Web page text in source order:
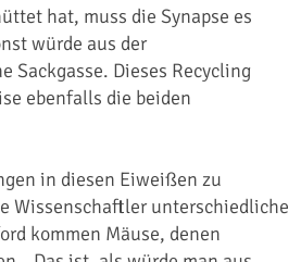
hat, muss die Synapse es
würde aus der
Sackgasse. Dieses Recycling
ebenfalls die beiden
in diesen Eiweißen zu
Wissenschaftler unterschiedliche
kommen Mäuse, denen